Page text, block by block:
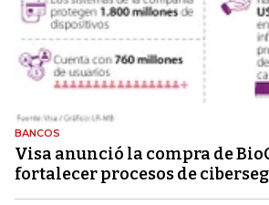
BANCOS
Visa anunció la compra de
fortalecer procesos de